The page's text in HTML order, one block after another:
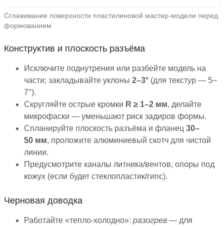
Сглаживание поверхности пластилиновой мастер-модели перед
формованием
Конструктив и плоскость разъёма
Исключите поднутрения или разбейте модель на
части; закладывайте уклоны 2–3° (для текстур — 5–
7°).
Скругляйте острые кромки R ≥ 1–2 мм, делайте
микрофаски — уменьшают риск задиров формы.
Спланируйте плоскость разъёма и фланец 30–
50 мм, проложите алюминиевый скотч для чистой
линии.
Предусмотрите каналы литника/вентов, опоры под
кожух (если будет стеклопластик/гипс).
Черновая доводка
Работайте «тепло-холодно»: разогрев — для